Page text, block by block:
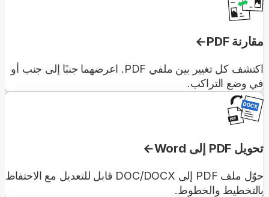
مقارنة PDF
اكتشف كل تغيير بين ملفي PDF. اعرضهما جنبًا إلى جنب أو
في وضع التراكب.
تحويل PDF إلى Word
حوّل ملف PDF إلى DOC/DOCX قابل للتعديل مع الاحتفاظ
بالتخطيط والخطوط.